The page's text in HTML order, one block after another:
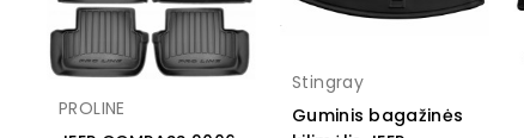
PROLINE
Stingray
Guminis bagažinės